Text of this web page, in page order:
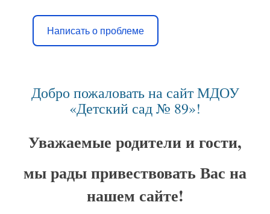
Написать о проблеме
Добро пожаловать на сайт МДОУ
«Детский сад № 89»!
Уважаемые родители и гости,
мы рады привествовать Вас на
нашем сайте!